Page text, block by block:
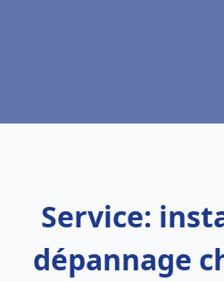
Service:
dépannage